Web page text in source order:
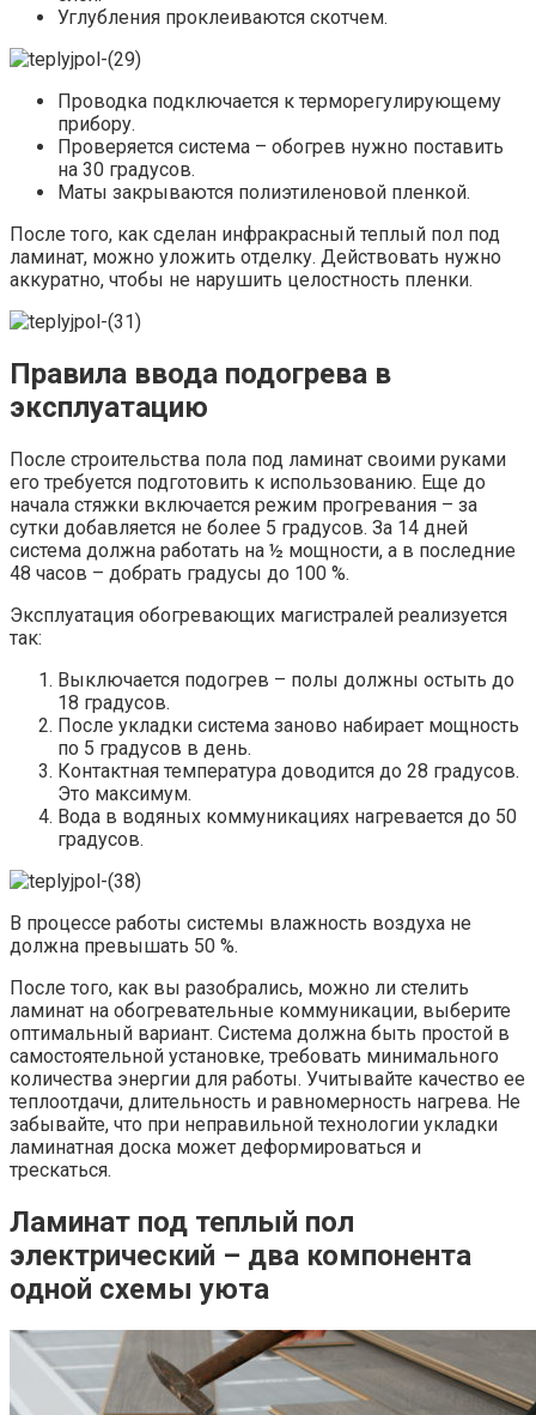
Углубления проклеиваются скотчем.
Проводка подключается к терморегулирующему
прибору.
Проверяется система – обогрев нужно поставить
на 30 градусов.
Маты закрываются полиэтиленовой пленкой.
После того, как сделан инфракрасный теплый пол под
ламинат, можно уложить отделку. Действовать нужно
аккуратно, чтобы не нарушить целостность пленки.
Правила ввода подогрева в
эксплуатацию
После строительства пола под ламинат своими руками
его требуется подготовить к использованию. Еще до
начала стяжки включается режим прогревания – за
сутки добавляется не более 5 градусов. За 14 дней
система должна работать на ½ мощности, а в последние
48 часов – добрать градусы до 100 %.
Эксплуатация обогревающих магистралей реализуется
так:
Выключается подогрев – полы должны остыть до
18 градусов.
После укладки система заново набирает мощность
по 5 градусов в день.
Контактная температура доводится до 28 градусов.
Это максимум.
Вода в водяных коммуникациях нагревается до 50
градусов.
В процессе работы системы влажность воздуха не
должна превышать 50 %.
После того, как вы разобрались, можно ли стелить
ламинат на обогревательные коммуникации, выберите
оптимальный вариант. Система должна быть простой в
самостоятельной установке, требовать минимального
количества энергии для работы. Учитывайте качество ее
теплоотдачи, длительность и равномерность нагрева. Не
забывайте, что при неправильной технологии укладки
ламинатная доска может деформироваться и
трескаться.
Ламинат под теплый пол
электрический – два компонента
одной схемы уюта